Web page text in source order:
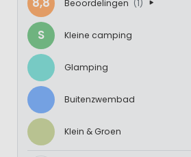
Beoordelingen (1)
S Kleine camping
Glamping
Buitenzwembad
Klein & Groen